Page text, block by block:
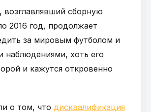
возглавлявший сборную
2016 год, продолжает
за мировым футболом и
наблюдениями, хоть его
и кажутся откровенно
о том, что дисквалификация